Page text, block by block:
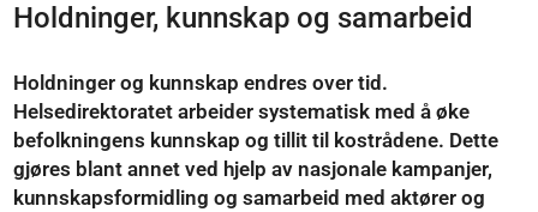
Holdninger, kunnskap og samarbeid
Holdninger og kunnskap endres over tid.
Helsedirektoratet arbeider systematisk med å øke
befolkningens kunnskap og tillit til kostrådene. Dette
gjøres blant annet ved hjelp av nasjonale kampanjer,
kunnskapsformidling og samarbeid med aktører og